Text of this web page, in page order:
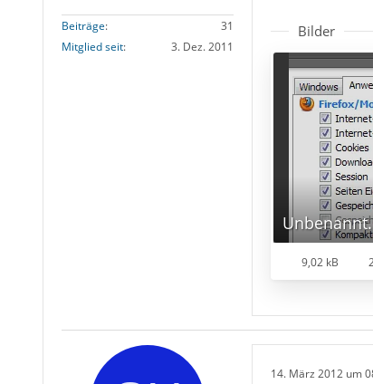
Beiträge
31
Mitglied seit
3. Dez. 2011
Bilder
9,02 kB
14. März 2012 um